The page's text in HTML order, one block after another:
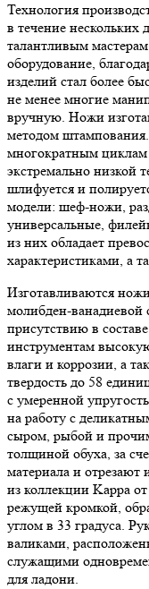
Технология
в течение нескольких
талантливым
оборудование,
изделий стал более
не менее многие
вручную. Ножи
методом штампования.
многократным циклам
экстремально низкой
шлифуется и
модели: шеф-ножи,
универсальные,
из них обладает
характеристиками, а
Изготавливаются
молибден-ванадиевой
присутствию в
инструментам
влаги и коррозии, а
твердость до 58
с умеренной
на работу с
сыром, рыбой и
толщиной обуха, за
материала и
из коллекции Kappa
режущей кромкой,
углом в 33 градуса.
валиками,
служащими
для ладони.